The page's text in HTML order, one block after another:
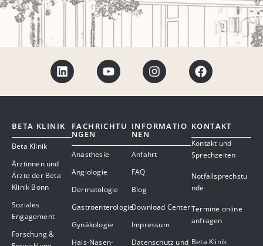
BETA KLINIK
Beta Klinik
Ärztinnen und
Ärzte der Beta
Klinik Bonn
Soziales
Engagement
Forschung &
FACHRICHTU
NGEN
Anästhesie
Angiologie
Dermatologie
Gastroenterologie
Gynäkologie
Hals-Nasen-
INFORMATIO
NEN
Anfahrt
FAQ
Blog
Download Center
Impressum
Datenschutz und
KONTAKT
Kontakt und
Sprechzeiten
Notfallsprechstu
nde
Termine online
anfragen
Beta Klinik